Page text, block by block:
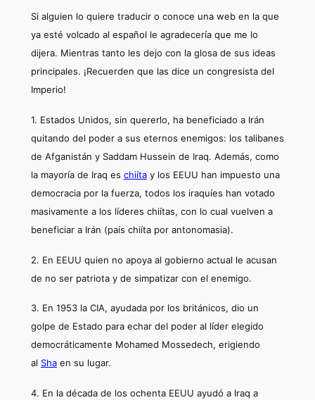
Si alguien lo quiere traducir o conoce una web en la que
ya esté volcado al español le agradecería que me lo
dijera. Mientras tanto les dejo con la glosa de sus ideas
principales. ¡Recuerden que las dice un congresista del
Imperio!
1. Estados Unidos, sin quererlo, ha beneficiado a Irán
quitando del poder a sus eternos enemigos: los talibanes
de Afganistán y Saddam Hussein de Iraq. Además, como
la mayoría de Iraq es chiítay los EEUU han impuesto una
democracia por la fuerza, todos los iraquíes han votado
masivamente a los líderes chiítas, con lo cual vuelven a
beneficiar a Irán (país chiíta por antonomasia).
2. En EEUU quien no apoya al gobierno actual le acusan
de no ser patriota y de simpatizar con el enemigo.
3. En 1953 la CIA, ayudada por los británicos, dio un
golpe de Estado para echar del poder al líder elegido
democráticamente Mohamed Mossedech, erigiendo
al Shaen su lugar.
4. En la década de los ochenta EEUU ayudó a Iraq a